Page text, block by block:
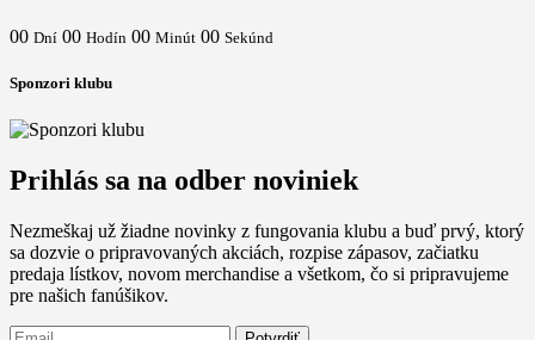
00 Dní 00 Hodín 00 Minút 00 Sekúnd
Sponzori klubu
Prihlás sa na odber noviniek
Nezmeškaj už žiadne novinky z fungovania klubu a buď prvý, ktorý
sa dozvie o pripravovaných akciách, rozpise zápasov, začiatku
predaja lístkov, novom merchandise a všetkom, čo si pripravujeme
pre našich fanúšikov.